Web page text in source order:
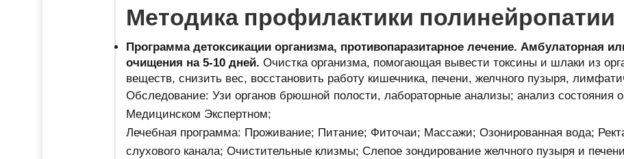
Методика профилактики полинейропатии
Программа детоксикации организма, противопаразитарное лечение. Амбулаторная
очищения на 5-10 дней. Очистка организма, помогающая вывести токсины и шлаки из
веществ, снизить вес, восстановить работу кишечника, печени, желчного пузыря,
Обследование: Узи органов брюшной полости, лабораторные анализы; анализ состояния
Медицинском Экспертном;
Лечебная программа: Проживание; Питание; Фиточаи; Массажи; Озонированная вода;
слухового канала; Очистительные клизмы; Слепое зондирование желчного пузыря и